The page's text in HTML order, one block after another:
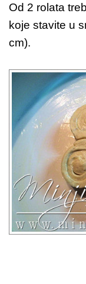
Od 2 rolata
koje stavite u
cm).